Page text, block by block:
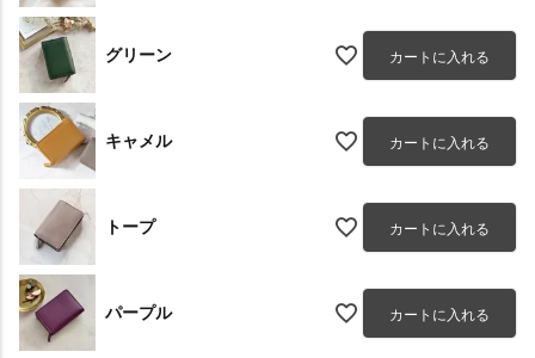
グリーン カートに入れる
キャメル カートに入れる
トープ カートに入れる
パープル カートに入れる